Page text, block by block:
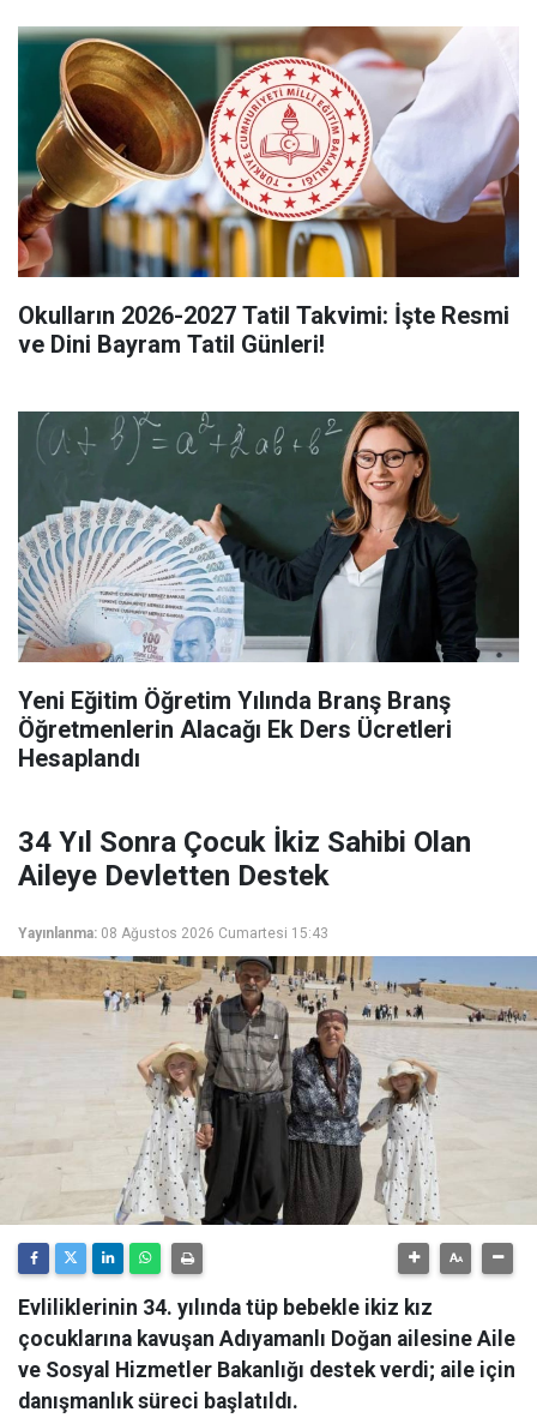
Okulların 2026-2027 Tatil Takvimi: İşte Resmi
ve Dini Bayram Tatil Günleri!
Yeni Eğitim Öğretim Yılında Branş Branş
Öğretmenlerin Alacağı Ek Ders Ücretleri
Hesaplandı
34 Yıl Sonra Çocuk İkiz Sahibi Olan
Aileye Devletten Destek
Yayınlanma: 08 Ağustos 2026 Cumartesi 15:43
Evliliklerinin 34. yılında tüp bebekle ikiz kız
çocuklarına kavuşan Adıyamanlı Doğan ailesine Aile
ve Sosyal Hizmetler Bakanlığı destek verdi; aile için
danışmanlık süreci başlatıldı.